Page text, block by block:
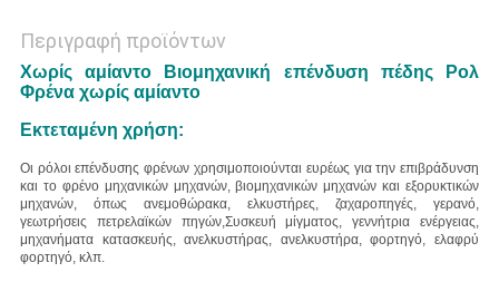
Περιγραφή προϊόντων
Χωρίς αμίαντο Βιομηχανική επένδυση πέδης Ρολ
Φρένα χωρίς αμίαντο
Εκτεταμένη χρήση:
Οι ρόλοι επένδυσης φρένων χρησιμοποιούνται ευρέως για την επιβράδυνση
και το φρένο μηχανικών μηχανών, βιομηχανικών μηχανών και εξορυκτικών
μηχανών, όπως ανεμοθώρακα, ελκυστήρες, ζαχαροπηγές, γερανό,
γεωτρήσεις πετρελαϊκών πηγών,Συσκευή μίγματος, γεννήτρια ενέργειας,
μηχανήματα κατασκευής, ανελκυστήρας, ανελκυστήρα, φορτηγό, ελαφρύ
φορτηγό, κλπ.